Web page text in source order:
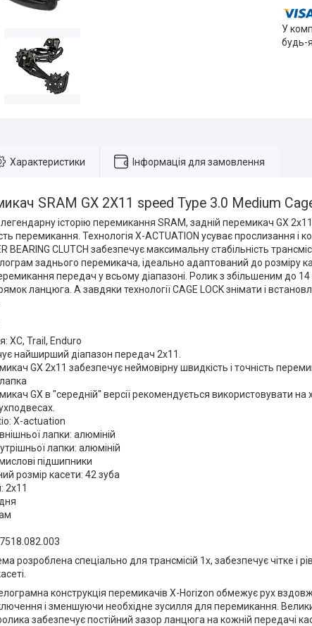
У
будь-
Характеристики Інформація для замовлення
SRAM GX 2X11 speed Type 3.0 Medium
історію перемикання SRAM, задній перемикач GX
перемикання. Технологія X-ACTUATION усуває прослизання і
BEARING CLUTCH забезпечує максимальну стабільність
заднього перемикача, ідеально адаптований до розміру
передач у всьому діапазоні. Ролик з збільшеним до 14
ланцюга. А завдяки технології CAGE LOCK знімати і
XC, Trail, Enduro
найширший діапазон передач 2x11.
GX 2x11 забезпечує неймовірну швидкість і точність
GX в "середній" версії рекомендується використовувати на
X-actuation
лапки: алюміній
лапки: алюміній
підшипники
розмір касети: 42 зуба
2x11
розроблена спеціально для трансмісій 1x, забезпечує чітке і
конструкція перемикачів X-Horizon обмежує рух
і зменшуючи необхідне зусилля для перемикання.
забезпечує постійний зазор ланцюга на кожній передачі